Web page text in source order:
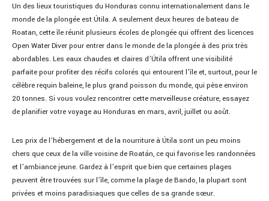
Un des lieux touristiques du Honduras connu internationalement dans le
monde de la plongée est Útila. A seulement deux heures de bateau de
Roatan, cette île réunit plusieurs écoles de plongée qui offrent des licences
Open Water Diver pour entrer dans le monde de la plongée à des prix très
abordables. Les eaux chaudes et claires d’Útila offrent une visibilité
parfaite pour profiter des récifs colorés qui entourent l’île et, surtout, pour le
célèbre requin baleine, le plus grand poisson du monde, qui pèse environ
20 tonnes. Si vous voulez rencontrer cette merveilleuse créature, essayez
de planifier votre voyage au Honduras en mars, avril, juillet ou août.
Les prix de l’hébergement et de la nourriture à Útila sont un peu moins
chers que ceux de la ville voisine de Roatán, ce qui favorise les randonnées
et l’ambiance jeune. Gardez à l’esprit que bien que certaines plages
peuvent être trouvées sur l’île, comme la plage de Bando, la plupart sont
privées et moins paradisiaques que celles de sa grande sœur.